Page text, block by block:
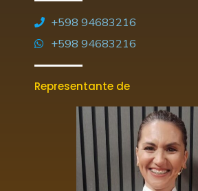
+598 94683216
+598 94683216
Representante de